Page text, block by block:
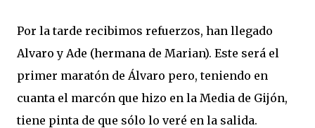
Por la tarde recibimos refuerzos, han llegado
Alvaro y Ade (hermana de Marian). Este será el
primer maratón de Álvaro pero, teniendo en
cuanta el marcón que hizo en la Media de Gijón,
tiene pinta de que sólo lo veré en la salida.